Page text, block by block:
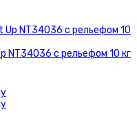
NT34036 с рельефом 10 кг